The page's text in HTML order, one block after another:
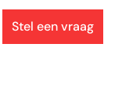
Stel een vraag